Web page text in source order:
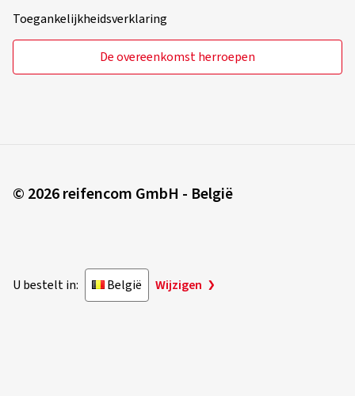
Toegankelijkheidsverklaring
De overeenkomst herroepen
© 2026 reifencom GmbH - België
U bestelt in: België Wijzigen